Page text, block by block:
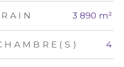
3 890 m²
4